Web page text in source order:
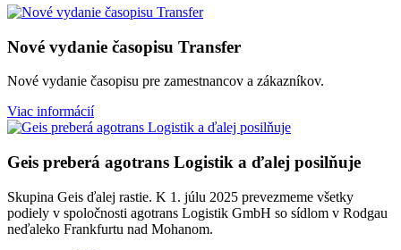
Nové vydanie časopisu Transfer
Nové vydanie časopisu pre zamestnancov a zákazníkov.
Viac informácií
Geis preberá agotrans Logistik a ďalej posilňuje
Skupina Geis ďalej rastie. K 1. júlu 2025 prevezmeme všetky
podiely v spoločnosti agotrans Logistik GmbH so sídlom v Rodgau
neďaleko Frankfurtu nad Mohanom.